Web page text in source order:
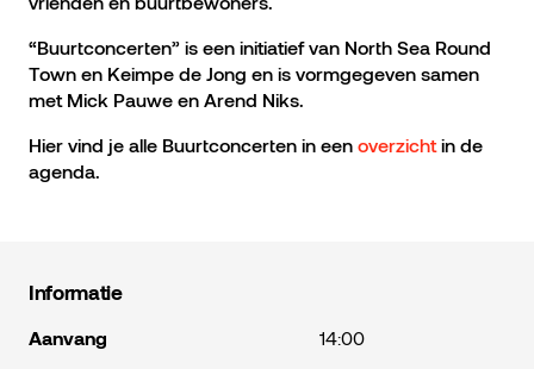
“Buurtconcerten” is een initiatief van North Sea Round
Town en Keimpe de Jong en is vormgegeven samen
met Mick Pauwe en Arend Niks.
Hier vind je alle Buurtconcerten in een overzichtin de
agenda.
Informatie
Aanvang
14:00